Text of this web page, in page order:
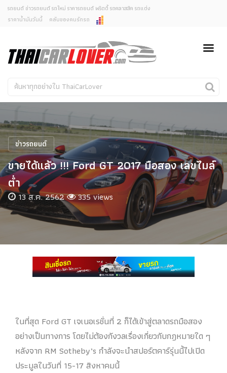
ยกเลิกการแจ้งเตือน
คุณต้องการยกเลิกการแจ้งเตือนข่าวสารเมื่อมีการอัพเดต
ใช่หรือไม่?
ไม่
รถยนต์ ข่าวรถยนต์ รถใหม่ ราคารถยนต์ พริตตี้ รถคลาสสิค รถแต่ง
ราคาน้ำมันวันนี้
คลับของคนรักรถ
รถใหม่
คนรักรถ
รถแต่ง
งานแสดงรถ
Car In The Movie
สเปคราคา รถยนต์
ข่าวรถยนต์
ขายได้แล้ว !!! Ford GT 2017 มือสอง เลขไมล์
ต่ำ
13 ส.ค. 2562 335 views
ในที่สุด Ford GT เจเนอเรชั่นที่ 2 ก็ได้เข้าสู่ตลาดรถมือสอง
อย่างเป็นทางการ โดยไม่ต้องกังวลเรื่องเกี่ยวกับกฎหมายใด ๆ
หลังจาก RM Sotheby’s กำลังจะนำสปอร์ตคาร์รุ่นนี้ไปเปิด
ประมูลในวันที่ 15-17 สิงหาคมนี้